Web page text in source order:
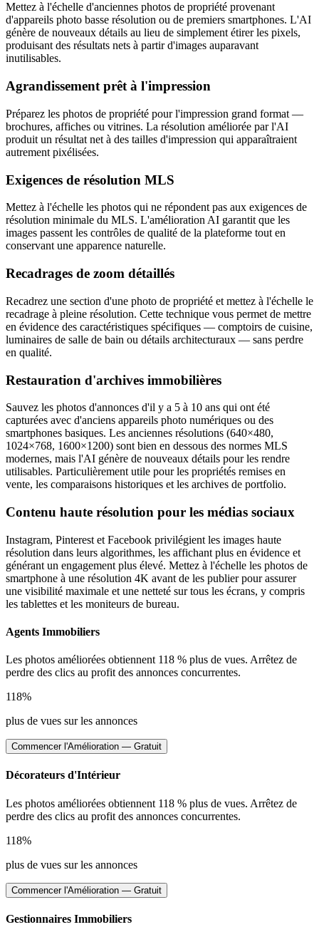
Mettez à l'échelle d'anciennes photos de propriété provenant
d'appareils photo basse résolution ou de premiers smartphones. L'AI
génère de nouveaux détails au lieu de simplement étirer les pixels,
produisant des résultats nets à partir d'images auparavant
inutilisables.
Agrandissement prêt à l'impression
Préparez les photos de propriété pour l'impression grand format —
brochures, affiches ou vitrines. La résolution améliorée par l'AI
produit un résultat net à des tailles d'impression qui apparaîtraient
autrement pixélisées.
Exigences de résolution MLS
Mettez à l'échelle les photos qui ne répondent pas aux exigences de
résolution minimale du MLS. L'amélioration AI garantit que les
images passent les contrôles de qualité de la plateforme tout en
conservant une apparence naturelle.
Recadrages de zoom détaillés
Recadrez une section d'une photo de propriété et mettez à l'échelle le
recadrage à pleine résolution. Cette technique vous permet de mettre
en évidence des caractéristiques spécifiques — comptoirs de cuisine,
luminaires de salle de bain ou détails architecturaux — sans perdre
en qualité.
Restauration d'archives immobilières
Sauvez les photos d'annonces d'il y a 5 à 10 ans qui ont été
capturées avec d'anciens appareils photo numériques ou des
smartphones basiques. Les anciennes résolutions (640×480,
1024×768, 1600×1200) sont bien en dessous des normes MLS
modernes, mais l'AI génère de nouveaux détails pour les rendre
utilisables. Particulièrement utile pour les propriétés remises en
vente, les comparaisons historiques et les archives de portfolio.
Contenu haute résolution pour les médias sociaux
Instagram, Pinterest et Facebook privilégient les images haute
résolution dans leurs algorithmes, les affichant plus en évidence et
générant un engagement plus élevé. Mettez à l'échelle les photos de
smartphone à une résolution 4K avant de les publier pour assurer
une visibilité maximale et une netteté sur tous les écrans, y compris
les tablettes et les moniteurs de bureau.
Agents Immobiliers
Les photos améliorées obtiennent 118 % plus de vues. Arrêtez de
perdre des clics au profit des annonces concurrentes.
118%
plus de vues sur les annonces
Commencer l'Amélioration — Gratuit
Décorateurs d'Intérieur
Les photos améliorées obtiennent 118 % plus de vues. Arrêtez de
perdre des clics au profit des annonces concurrentes.
118%
plus de vues sur les annonces
Commencer l'Amélioration — Gratuit
Gestionnaires Immobiliers